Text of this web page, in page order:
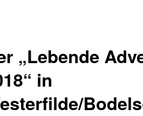
„Lebende
in